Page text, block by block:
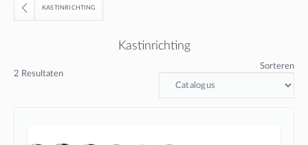
KASTINRICHTING
Kastinrichting
2 Resultaten
Sorteren